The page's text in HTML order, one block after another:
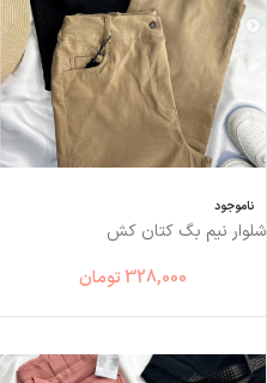
ناموجود
شلوار نیم بگ کتان کش
328,000 تومان